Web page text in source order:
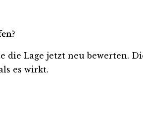
Lage jetzt neu bewerten.
es wirkt.